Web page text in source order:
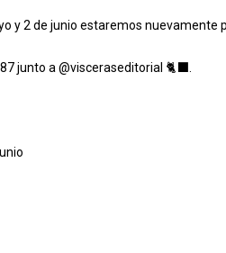
y 2 de junio estaremos nuevamente
junto a @visceraseditorial 🐈‍⬛.